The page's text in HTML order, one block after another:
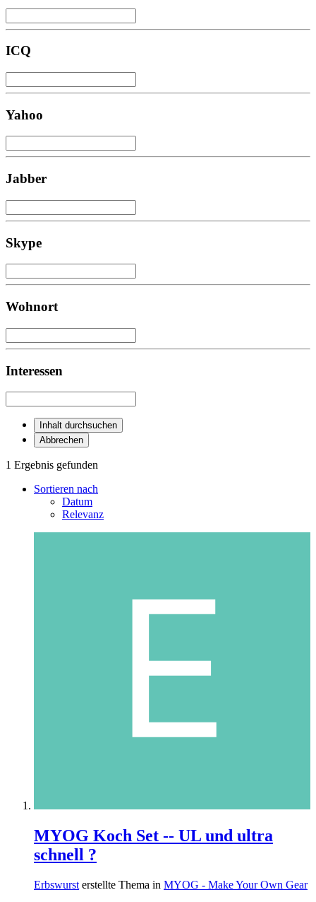
ICQ
Yahoo
Jabber
Skype
Wohnort
Interessen
Inhalt durchsuchen
Abbrechen
1 Ergebnis gefunden
Sortieren nach
Datum
Relevanz
MYOG Koch Set -- UL und ultra
schnell ?
Erbswurst erstellte Thema in MYOG - Make Your Own Gear